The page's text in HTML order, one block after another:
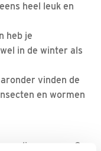
heel leuk en
heb je
in de winter als
vinden de
en wormen
dier en mens?